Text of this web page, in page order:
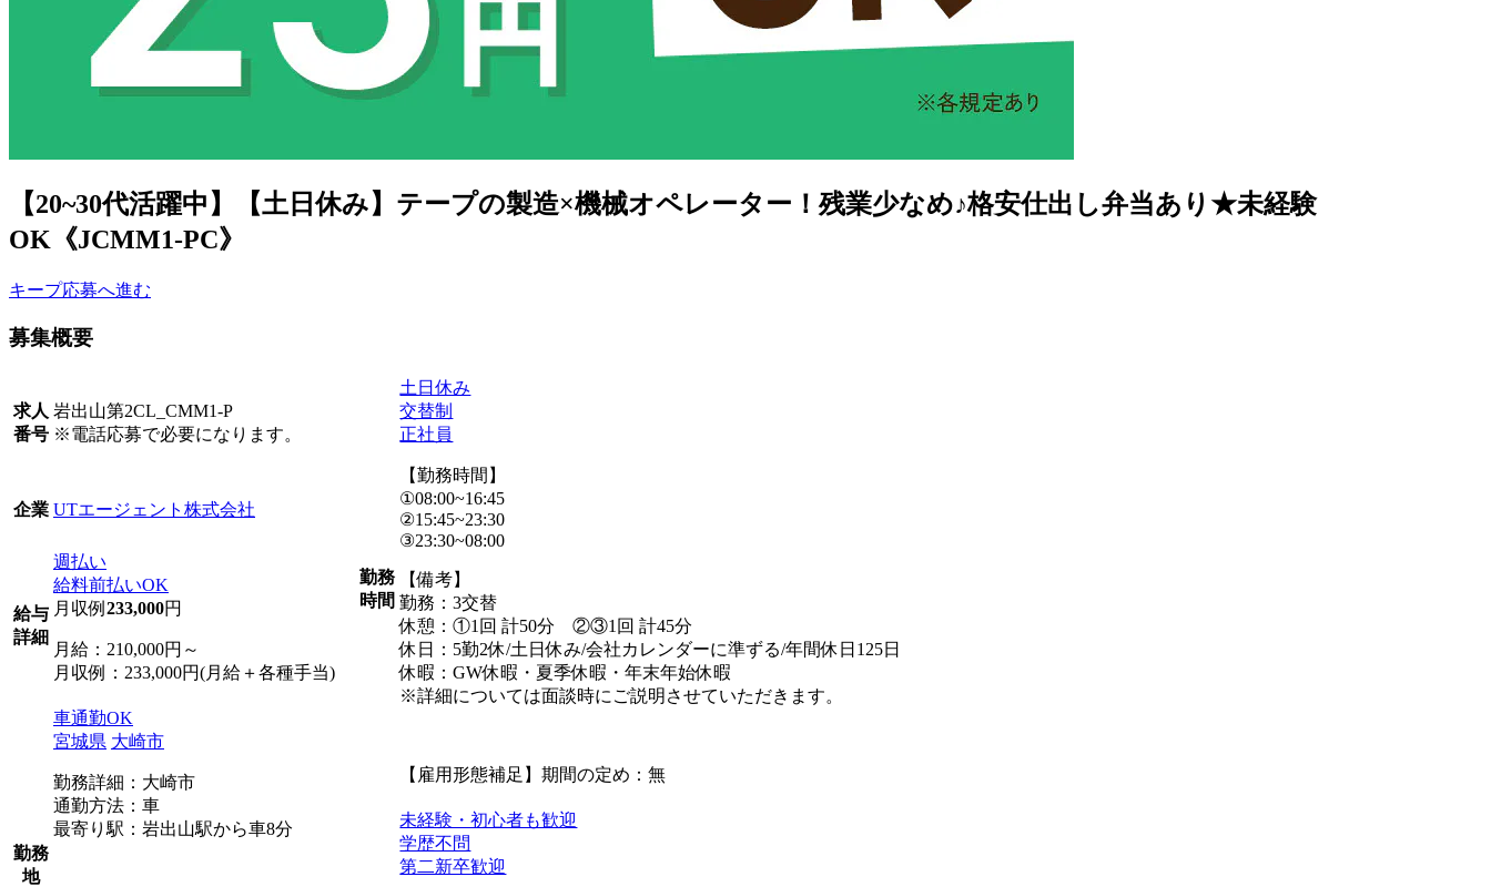
【20~30代活躍中】【土日休み】テープの製造×機械オペレーター！残業少なめ♪格安仕出し弁当あり★未経験
OK《JCMM1-PC》
キープ応募へ進む
募集概要
求人
番号
岩出山第2CL_CMM1-P
※電話応募で必要になります。
企業 UTエージェント株式会社
給与
詳細
週払い
給料前払いOK
月収例 233,000円
月給：210,000円～
月収例：233,000円(月給＋各種手当)
勤務
地
車通勤OK
宮城県 大崎市
勤務詳細：大崎市
通勤方法：車
最寄り駅：岩出山駅から車8分
勤務
時間
土日休み
交替制
正社員
【勤務時間】
①08:00~16:45
②15:45~23:30
③23:30~08:00
【備考】
勤務：3交替
休憩：①1回 計50分 ②③1回 計45分
休日：5勤2休/土日休み/会社カレンダーに準ずる/年間休日125日
休暇：GW休暇・夏季休暇・年末年始休暇
※詳細については面談時にご説明させていただきます。
【雇用形態補足】期間の定め：無
未経験・初心者も歓迎
学歴不問
第二新卒歓迎